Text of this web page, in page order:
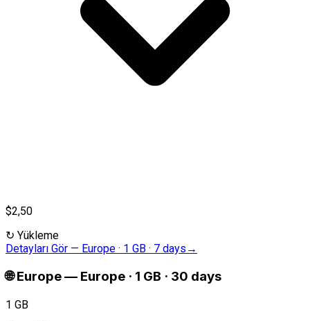
$2,50
↻ Yükleme
Detayları Gör — Europe · 1 GB · 7 days →
🌐 Europe— Europe · 1 GB · 30 days
1 GB